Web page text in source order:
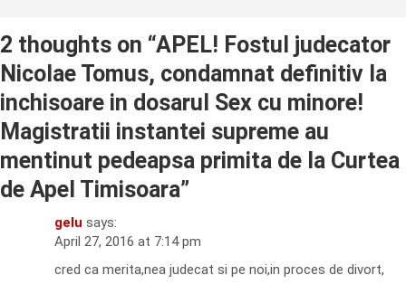
2 thoughts on “APEL! Fostul judecator
Nicolae Tomus, condamnat definitiv la
inchisoare in dosarul Sex cu minore!
Magistratii instantei supreme au
mentinut pedeapsa primita de la Curtea
de Apel Timisoara”
gelu says:
April 27, 2016 at 7:14 pm
cred ca merita,nea judecat si pe noi,in proces de divort,